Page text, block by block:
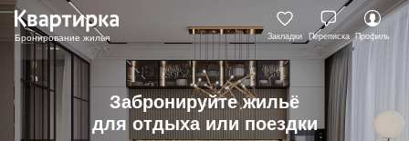
Закладки Переписка Профиль
Забронируйте жильё
для отдыха или поездки